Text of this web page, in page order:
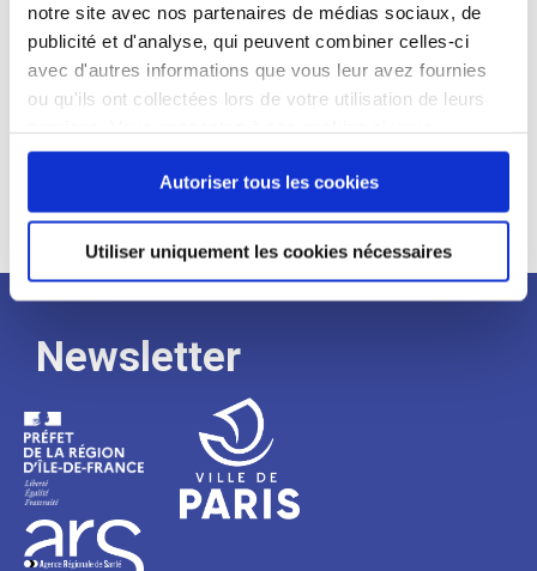
notre site avec nos partenaires de médias sociaux, de
publicité et d'analyse, qui peuvent combiner celles-ci
avec d'autres informations que vous leur avez fournies
ou qu'ils ont collectées lors de votre utilisation de leurs
continuez à utiliser notre site Web.
Autoriser tous les cookies
Utiliser uniquement les cookies nécessaires
Processus
de
recrutement
Newsletter